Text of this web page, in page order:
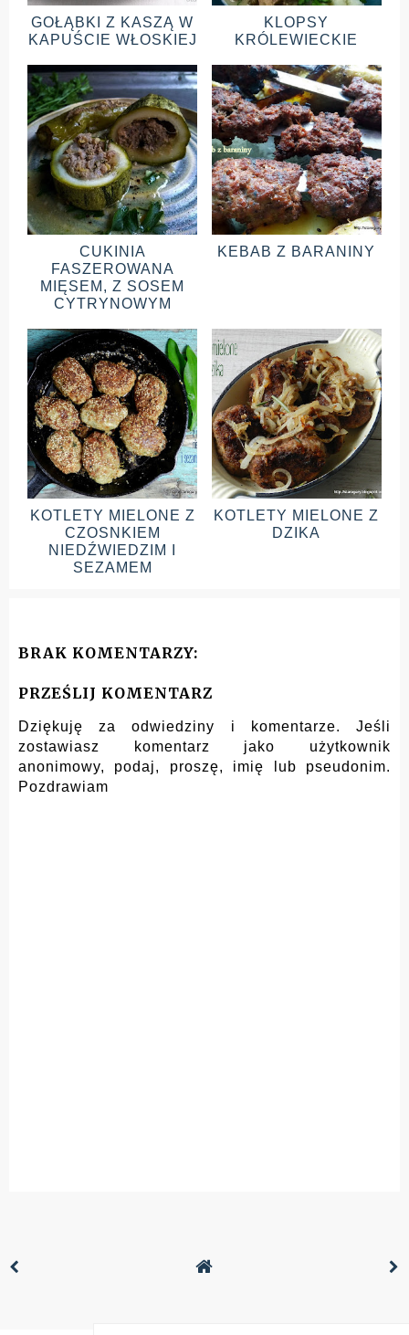
GOŁĄBKI Z KASZĄ W
KAPUŚCIE WŁOSKIEJ
KLOPSY
KRÓLEWIECKIE
CUKINIA
FASZEROWANA
MIĘSEM, Z SOSEM
CYTRYNOWYM
KEBAB Z BARANINY
KOTLETY MIELONE Z
CZOSNKIEM
NIEDŹWIEDZIM I
SEZAMEM
KOTLETY MIELONE Z
DZIKA
BRAK KOMENTARZY:
PRZEŚLIJ KOMENTARZ
Dziękuję za odwiedziny i komentarze. Jeśli
zostawiasz komentarz jako użytkownik
anonimowy, podaj, proszę, imię lub pseudonim.
Pozdrawiam